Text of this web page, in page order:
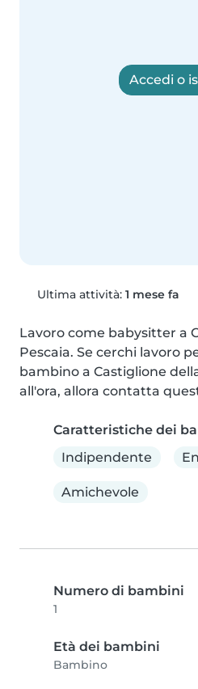
Accedi o
Ultima attività: 1 mese fa
Lavoro come babysitter a
Pescaia. Se cerchi lavoro
bambino a Castiglione
all'ora, allora contatta
Caratteristiche dei
Indipendente
Amichevole
Numero di bambini
1
Età dei bambini
Bambino